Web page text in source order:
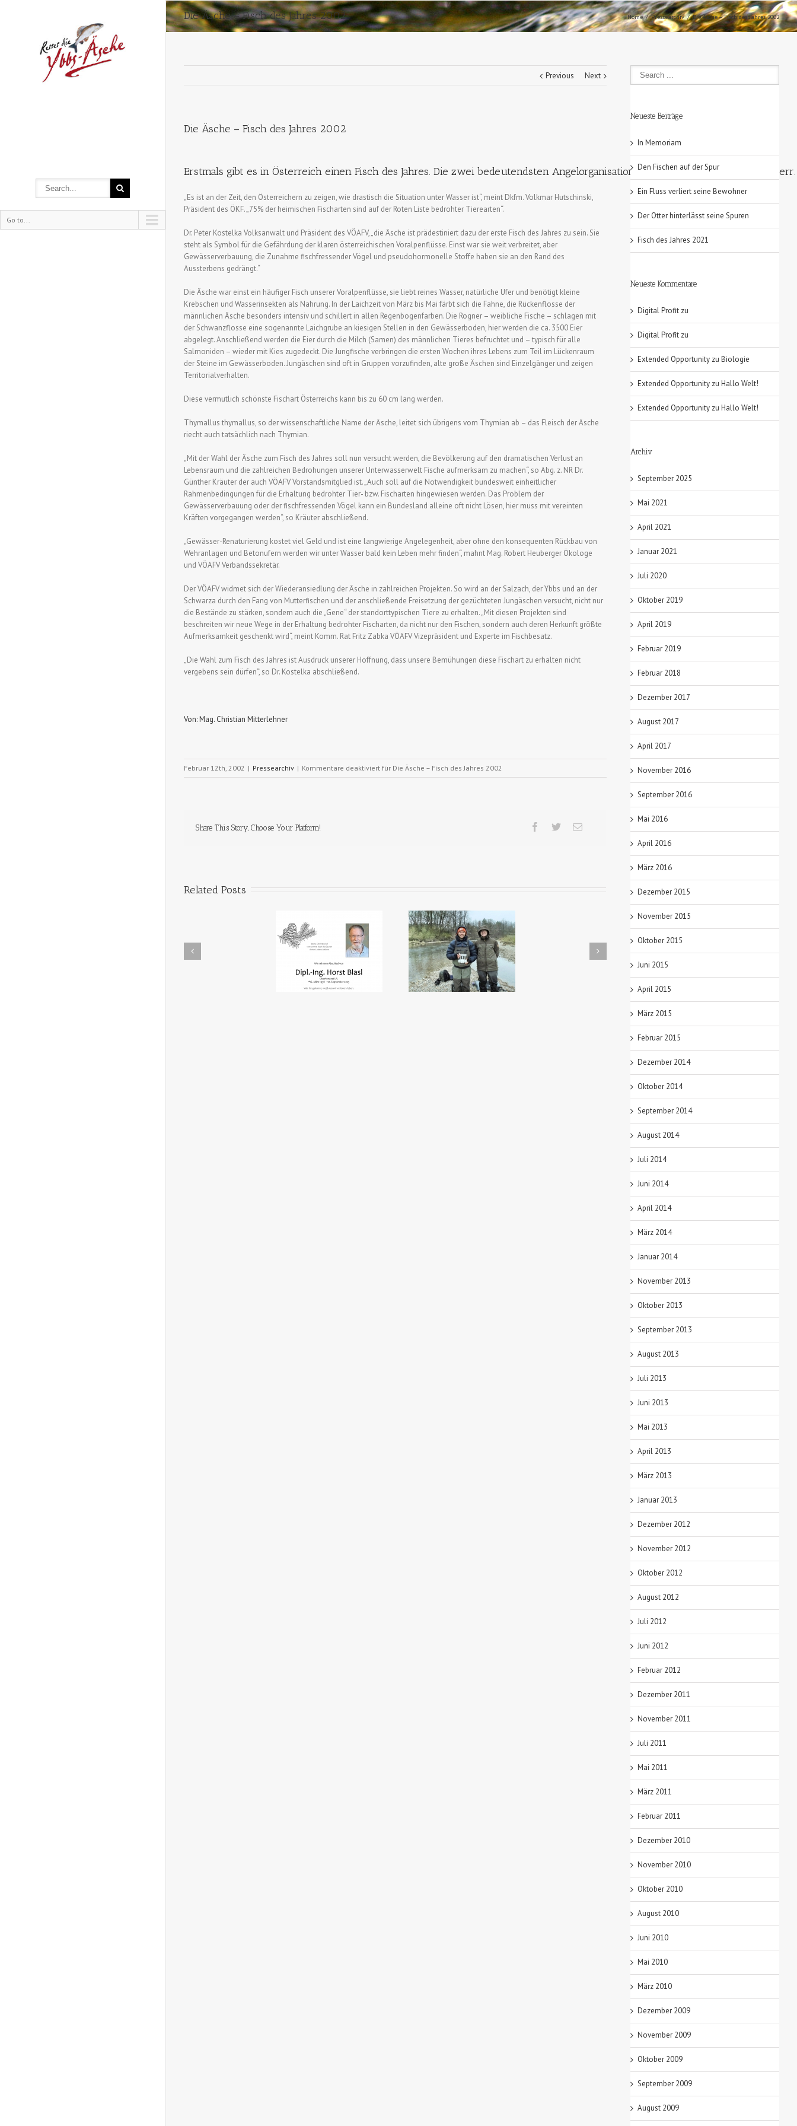
Go to...
Die Äsche – Fisch des Jahres 2002 Home Pressearchiv Die Äsche – Fisch des Jahres 2002
Previous Next
Die Äsche – Fisch des Jahres 2002
Erstmals gibt es in Österreich einen Fisch des Jahres. Die zwei bedeutendsten Angelorganisationendes des Landes, das ÖKF
„Es ist an der Zeit, den Österreichern zu zeigen, wie drastisch die Situation unter Wasser ist“, meint Dkfm. Volkmar Hutschinski,
Präsident des ÖKF. „75% der heimischen Fischarten sind auf der Roten Liste bedrohter Tierearten“.
Dr. Peter Kostelka Volksanwalt und Präsident des VÖAFV, „die Äsche ist prädestiniert dazu der erste Fisch des Jahres zu sein. Sie
steht als Symbol für die Gefährdung der klaren österreichischen Voralpenflüsse. Einst war sie weit verbreitet, aber
Gewässerverbauung, die Zunahme fischfressender Vögel und pseudohormonelle Stoffe haben sie an den Rand des
Aussterbens gedrängt.“
Die Äsche war einst ein häufiger Fisch unserer Voralpenflüsse, sie liebt reines Wasser, natürliche Ufer und benötigt kleine
Krebschen und Wasserinsekten als Nahrung. In der Laichzeit von März bis Mai färbt sich die Fahne, die Rückenflosse der
männlichen Äsche besonders intensiv und schillert in allen Regenbogenfarben. Die Rogner – weibliche Fische – schlagen mit
der Schwanzflosse eine sogenannte Laichgrube an kiesigen Stellen in den Gewässerboden, hier werden die ca. 3500 Eier
abgelegt. Anschließend werden die Eier durch die Milch (Samen) des männlichen Tieres befruchtet und – typisch für alle
Salmoniden – wieder mit Kies zugedeckt. Die Jungfische verbringen die ersten Wochen ihres Lebens zum Teil im Lückenraum
der Steine im Gewässerboden. Jungäschen sind oft in Gruppen vorzufinden, alte große Äschen sind Einzelgänger und zeigen
Territorialverhalten.
Diese vermutlich schönste Fischart Österreichs kann bis zu 60 cm lang werden.
Thymallus thymallus, so der wissenschaftliche Name der Äsche, leitet sich übrigens vom Thymian ab – das Fleisch der Äsche
riecht auch tatsächlich nach Thymian.
„Mit der Wahl der Äsche zum Fisch des Jahres soll nun versucht werden, die Bevölkerung auf den dramatischen Verlust an
Lebensraum und die zahlreichen Bedrohungen unserer Unterwasserwelt Fische aufmerksam zu machen“, so Abg. z. NR Dr.
Günther Kräuter der auch VÖAFV Vorstandsmitglied ist. „Auch soll auf die Notwendigkeit bundesweit einheitlicher
Rahmenbedingungen für die Erhaltung bedrohter Tier- bzw. Fischarten hingewiesen werden. Das Problem der
Gewässerverbauung oder der fischfressenden Vögel kann ein Bundesland alleine oft nicht Lösen, hier muss mit vereinten
Kräften vorgegangen werden“, so Kräuter abschließend.
„Gewässer-Renaturierung kostet viel Geld und ist eine langwierige Angelegenheit, aber ohne den konsequenten Rückbau von
Wehranlagen und Betonufern werden wir unter Wasser bald kein Leben mehr finden“, mahnt Mag. Robert Heuberger Ökologe
und VÖAFV Verbandssekretär.
Der VÖAFV widmet sich der Wiederansiedlung der Äsche in zahlreichen Projekten. So wird an der Salzach, der Ybbs und an der
Schwarza durch den Fang von Mutterfischen und der anschließende Freisetzung der gezüchteten Jungäschen versucht, nicht nur
die Bestände zu stärken, sondern auch die „Gene“ der standorttypischen Tiere zu erhalten. „Mit diesen Projekten sind
beschreiten wir neue Wege in der Erhaltung bedrohter Fischarten, da nicht nur den Fischen, sondern auch deren Herkunft größte
Aufmerksamkeit geschenkt wird“, meint Komm. Rat Fritz Zabka VÖAFV Vizepräsident und Experte im Fischbesatz.
„Die Wahl zum Fisch des Jahres ist Ausdruck unserer Hoffnung, dass unsere Bemühungen diese Fischart zu erhalten nicht
vergebens sein dürfen“, so Dr. Kostelka abschließend.
Von: Mag. Christian Mitterlehner
Februar 12th, 2002 | Pressearchiv | Kommentare deaktiviert für Die Äsche – Fisch des Jahres 2002
Share This Story, Choose Your Platform!
Related Posts
Den Fischen auf der Spur
Ein Fluss verliert seine
Der Otter hinterlässt seine
Neueste Beiträge
In Memoriam
Den Fischen auf der Spur
Ein Fluss verliert seine Bewohner
Der Otter hinterlässt seine Spuren
Fisch des Jahres 2021
Neueste Kommentare
Digital Profit zu
Digital Profit zu
Extended Opportunity zu Biologie
Extended Opportunity zu Hallo Welt!
Extended Opportunity zu Hallo Welt!
Archiv
September 2025
Mai 2021
April 2021
Januar 2021
Juli 2020
Oktober 2019
April 2019
Februar 2019
Februar 2018
Dezember 2017
August 2017
April 2017
November 2016
September 2016
Mai 2016
April 2016
März 2016
Dezember 2015
November 2015
Oktober 2015
Juni 2015
April 2015
März 2015
Februar 2015
Dezember 2014
Oktober 2014
September 2014
August 2014
Juli 2014
Juni 2014
April 2014
März 2014
Januar 2014
November 2013
Oktober 2013
September 2013
August 2013
Juli 2013
Juni 2013
Mai 2013
April 2013
März 2013
Januar 2013
Dezember 2012
November 2012
Oktober 2012
August 2012
Juli 2012
Juni 2012
Februar 2012
Dezember 2011
November 2011
Juli 2011
Mai 2011
März 2011
Februar 2011
Dezember 2010
November 2010
Oktober 2010
August 2010
Juni 2010
Mai 2010
März 2010
Dezember 2009
November 2009
Oktober 2009
September 2009
August 2009